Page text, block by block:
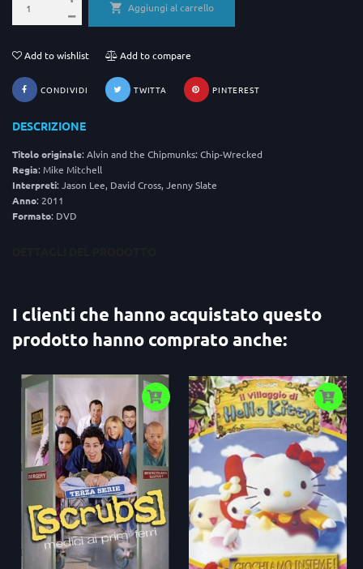
Aggiungi al carrello
Add to wishlist Add to compare
CONDIVIDI TWITTA PINTEREST
DESCRIZIONE
Titolo originale: Alvin and the Chipmunks: Chip-Wrecked
Regia: Mike Mitchell
Interpreti: Jason Lee, David Cross, Jenny Slate
Anno: 2011
Formato: DVD
I clienti che hanno acquistato questo
prodotto hanno comprato anche: